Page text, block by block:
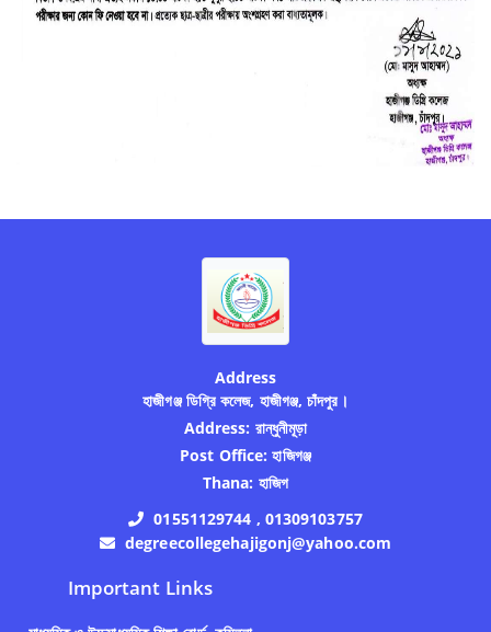
Address
হাজীগঞ্জ ডিগ্রি কলেজ, হাজীগঞ্জ, চাঁদপুর।
Address: রান্ধুনীমূড়া
Post Office: হাজিগঞ্জ
Thana: হাজিগ
01551129744 , 01309103757
degreecollegehajigonj@yahoo.com
Important Links